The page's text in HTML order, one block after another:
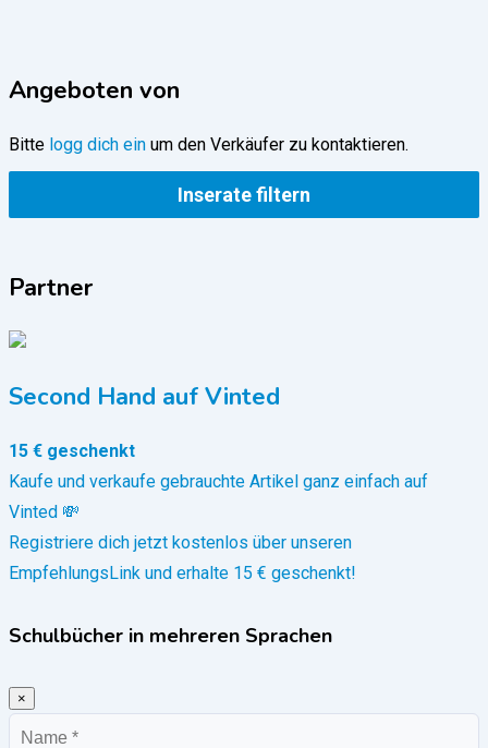
Angeboten von
Bitte logg dich ein um den Verkäufer zu kontaktieren.
Inserate filtern
Partner
Second Hand auf Vinted
15 € geschenkt
Kaufe und verkaufe gebrauchte Artikel ganz einfach auf
Vinted 💸
Registriere dich jetzt kostenlos über unseren
EmpfehlungsLink und erhalte 15 € geschenkt!
Schulbücher in mehreren Sprachen
×
Name